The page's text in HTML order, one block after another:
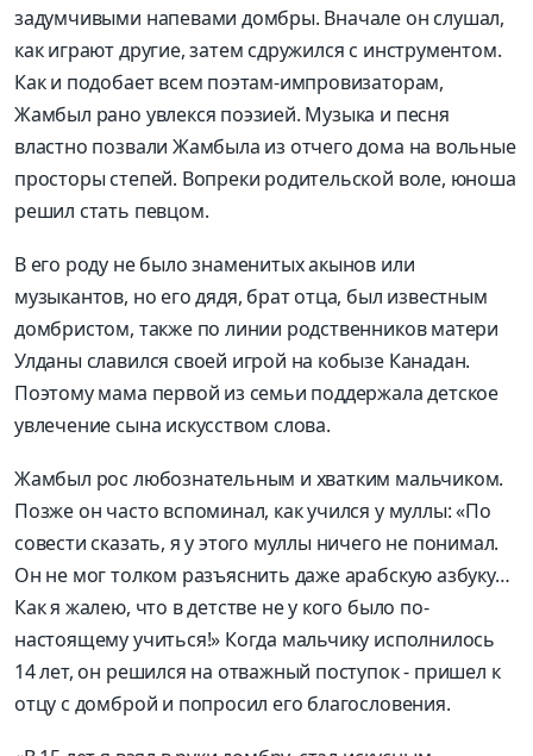
задумчивыми напевами домбры. Вначале он слушал,
как играют другие, затем сдружился с инструментом.
Как и подобает всем поэтам-импровизаторам,
Жамбыл рано увлекся поэзией. Музыка и песня
властно позвали Жамбыла из отчего дома на вольные
просторы степей. Вопреки родительской воле, юноша
решил стать певцом.
В его роду не было знаменитых акынов или
музыкантов, но его дядя, брат отца, был известным
домбристом, также по линии родственников матери
Улданы славился своей игрой на кобызе Канадан.
Поэтому мама первой из семьи поддержала детское
увлечение сына искусством слова.
Жамбыл рос любознательным и хватким мальчиком.
Позже он часто вспоминал, как учился у муллы: «По
совести сказать, я у этого муллы ничего не понимал.
Он не мог толком разъяснить даже арабскую азбуку…
Как я жалею, что в детстве не у кого было по-
настоящему учиться!» Когда мальчику исполнилось
14 лет, он решился на отважный поступок - пришел к
отцу с домброй и попросил его благословения.